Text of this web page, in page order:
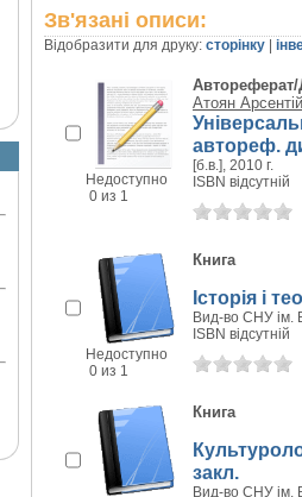
Зв'язані описи:
Відобразити для друку: сторінку
Недоступно
0 из 1
Автореферат/
Атоян
автореф.
[б.в.], 2010 г.
ISBN відсутній
Недоступно
0 из 1
Книга
Історія і
Вид-во СНУ ім.
ISBN відсутній
Книга
закл.
Вид-во СНУ ім.